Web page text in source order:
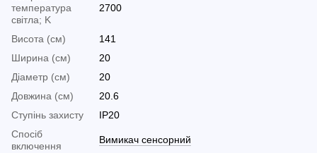
температура
світла; K
2700
Висота (см)
141
Ширина (см)
20
Діаметр (см)
20
Довжина (см)
20.6
Ступінь захисту
IP20
Спосіб
включення
Вимикач сенсорний